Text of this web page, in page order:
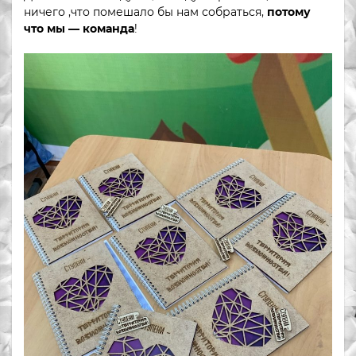
ничего ,что помешало бы нам собраться, потому
что мы — команда!